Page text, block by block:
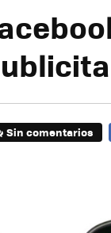
Sin comentarios